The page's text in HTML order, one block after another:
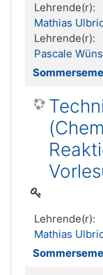
Lehrende(r):
Mathias
Lehrende(r):
Pascale
Lehrende(r):
Mathias